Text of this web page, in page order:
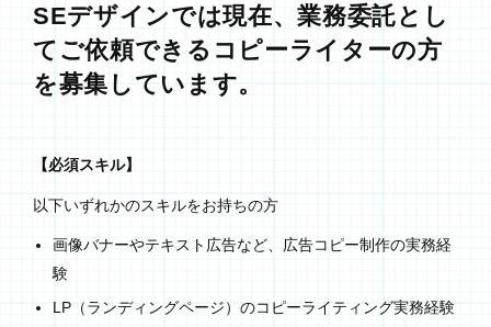
SEデザインでは現在、業務委託とし
てご依頼できるコピーライターの方
を募集しています。
【必須スキル】
以下いずれかのスキルをお持ちの方
画像バナーやテキスト広告など、広告コピー制作の実務経
験
LP（ランディングページ）のコピーライティング実務経験